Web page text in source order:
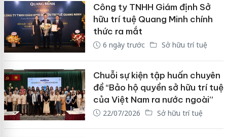
Công ty TNHH Giám định Sở
hữu trí tuệ Quang Minh chính
thức ra mắt
6 ngày trước Sở hữu trí tuệ
Chuỗi sự kiện tập huấn chuyên
đề “Bảo hộ quyền sở hữu trí tuệ
của Việt Nam ra nước ngoài”
22/07/2026 Sở hữu trí tuệ